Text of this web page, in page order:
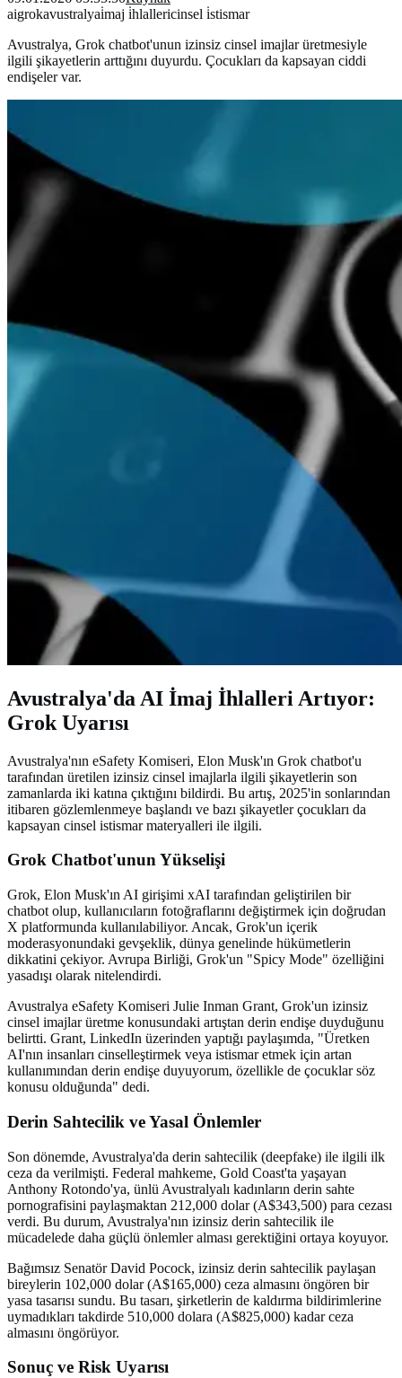
aigrokavustralyai̇maj i̇hlallericinsel i̇stismar
Avustralya, Grok chatbot'unun izinsiz cinsel imajlar üretmesiyle
ilgili şikayetlerin arttığını duyurdu. Çocukları da kapsayan ciddi
endişeler var.
Avustralya'da AI İmaj İhlalleri Artıyor:
Grok Uyarısı
Avustralya'nın eSafety Komiseri, Elon Musk'ın Grok chatbot'u
tarafından üretilen izinsiz cinsel imajlarla ilgili şikayetlerin son
zamanlarda iki katına çıktığını bildirdi. Bu artış, 2025'in sonlarından
itibaren gözlemlenmeye başlandı ve bazı şikayetler çocukları da
kapsayan cinsel istismar materyalleri ile ilgili.
Grok Chatbot'unun Yükselişi
Grok, Elon Musk'ın AI girişimi xAI tarafından geliştirilen bir
chatbot olup, kullanıcıların fotoğraflarını değiştirmek için doğrudan
X platformunda kullanılabiliyor. Ancak, Grok'un içerik
moderasyonundaki gevşeklik, dünya genelinde hükümetlerin
dikkatini çekiyor. Avrupa Birliği, Grok'un "Spicy Mode" özelliğini
yasadışı olarak nitelendirdi.
Avustralya eSafety Komiseri Julie Inman Grant, Grok'un izinsiz
cinsel imajlar üretme konusundaki artıştan derin endişe duyduğunu
belirtti. Grant, LinkedIn üzerinden yaptığı paylaşımda, "Üretken
AI'nın insanları cinselleştirmek veya istismar etmek için artan
kullanımından derin endişe duyuyorum, özellikle de çocuklar söz
konusu olduğunda" dedi.
Derin Sahtecilik ve Yasal Önlemler
Son dönemde, Avustralya'da derin sahtecilik (deepfake) ile ilgili ilk
ceza da verilmişti. Federal mahkeme, Gold Coast'ta yaşayan
Anthony Rotondo'ya, ünlü Avustralyalı kadınların derin sahte
pornografisini paylaşmaktan 212,000 dolar (A$343,500) para cezası
verdi. Bu durum, Avustralya'nın izinsiz derin sahtecilik ile
mücadelede daha güçlü önlemler alması gerektiğini ortaya koyuyor.
Bağımsız Senatör David Pocock, izinsiz derin sahtecilik paylaşan
bireylerin 102,000 dolar (A$165,000) ceza almasını öngören bir
yasa tasarısı sundu. Bu tasarı, şirketlerin de kaldırma bildirimlerine
uymadıkları takdirde 510,000 dolara (A$825,000) kadar ceza
almasını öngörüyor.
Sonuç ve Risk Uyarısı